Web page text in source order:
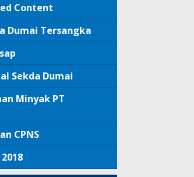
Content
Dumai Tersangka
Sekda Dumai
Minyak PT
CPNS